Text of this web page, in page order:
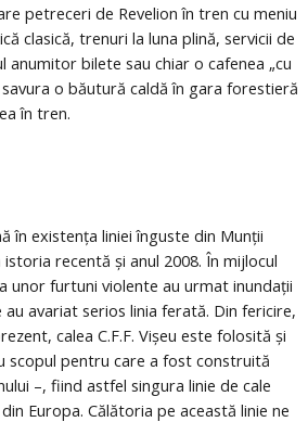
petreceri de Revelion în tren cu meniu
clasică, trenuri la luna plină, servicii de
bilete sau chiar o cafenea „cu
o băutură caldă în gara forestieră
în tren.
în existența liniei înguste din Munții
recentă și anul 2008. În mijlocul
unor furtuni violente au urmat inundații
au avariat serios linia ferată. Din fericire,
calea C.F.F. Vișeu este folosită și
scopul pentru care a fost construită
–, fiind astfel singura linie de cale
Europa. Călătoria pe această linie ne